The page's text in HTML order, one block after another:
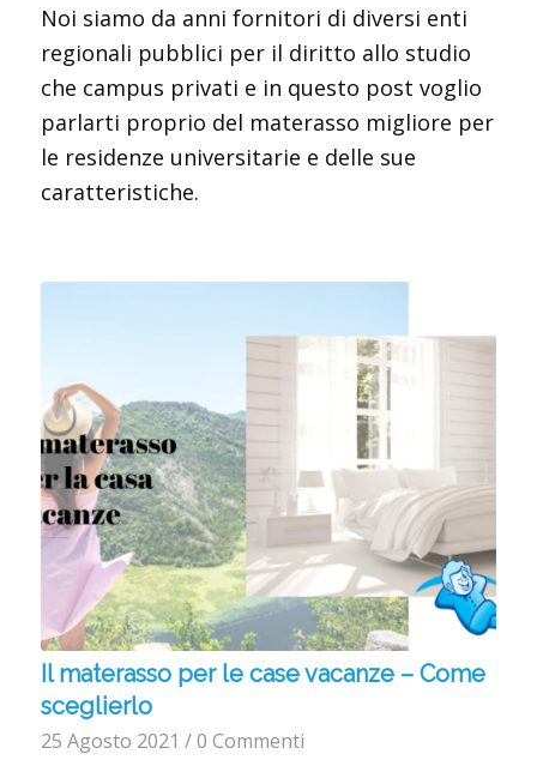
Noi siamo da anni fornitori di diversi enti
regionali pubblici per il diritto allo studio
che campus privati e in questo post voglio
parlarti proprio del materasso migliore per
le residenze universitarie e delle sue
caratteristiche.
Il materasso per le case vacanze – Come
sceglierlo
25 Agosto 2021 / 0 Commenti